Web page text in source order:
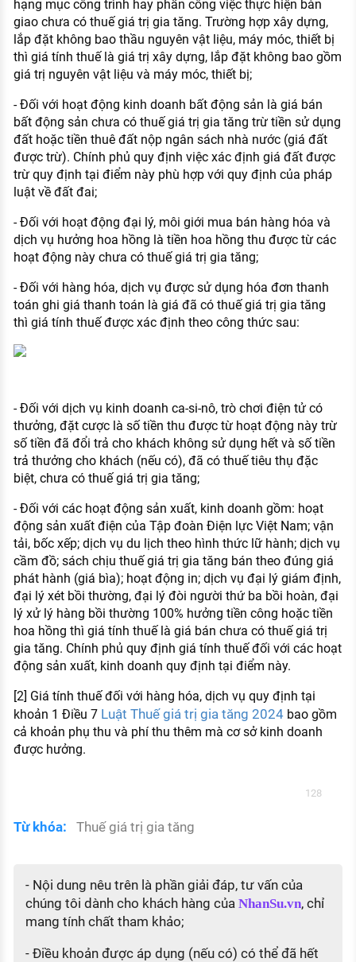
hạng mục công trình hay phần công việc thực hiện bàn
giao chưa có thuế giá trị gia tăng. Trường hợp xây dựng,
lắp đặt không bao thầu nguyên vật liệu, máy móc, thiết bị
thì giá tính thuế là giá trị xây dựng, lắp đặt không bao gồm
giá trị nguyên vật liệu và máy móc, thiết bị;
- Đối với hoạt động kinh doanh bất động sản là giá bán
bất động sản chưa có thuế giá trị gia tăng trừ tiền sử dụng
đất hoặc tiền thuê đất nộp ngân sách nhà nước (giá đất
được trừ). Chính phủ quy định việc xác định giá đất được
trừ quy định tại điểm này phù hợp với quy định của pháp
luật về đất đai;
- Đối với hoạt động đại lý, môi giới mua bán hàng hóa và
dịch vụ hưởng hoa hồng là tiền hoa hồng thu được từ các
hoạt động này chưa có thuế giá trị gia tăng;
- Đối với hàng hóa, dịch vụ được sử dụng hóa đơn thanh
toán ghi giá thanh toán là giá đã có thuế giá trị gia tăng
thì giá tính thuế được xác định theo công thức sau:
- Đối với dịch vụ kinh doanh ca-si-nô, trò chơi điện tử có
thưởng, đặt cược là số tiền thu được từ hoạt động này trừ
số tiền đã đổi trả cho khách không sử dụng hết và số tiền
trả thưởng cho khách (nếu có), đã có thuế tiêu thụ đặc
biệt, chưa có thuế giá trị gia tăng;
- Đối với các hoạt động sản xuất, kinh doanh gồm: hoạt
động sản xuất điện của Tập đoàn Điện lực Việt Nam; vận
tải, bốc xếp; dịch vụ du lịch theo hình thức lữ hành; dịch vụ
cầm đồ; sách chịu thuế giá trị gia tăng bán theo đúng giá
phát hành (giá bìa); hoạt động in; dịch vụ đại lý giám định,
đại lý xét bồi thường, đại lý đòi người thứ ba bồi hoàn, đại
lý xử lý hàng bồi thường 100% hưởng tiền công hoặc tiền
hoa hồng thì giá tính thuế là giá bán chưa có thuế giá trị
gia tăng. Chính phủ quy định giá tính thuế đối với các hoạt
động sản xuất, kinh doanh quy định tại điểm này.
[2] Giá tính thuế đối với hàng hóa, dịch vụ quy định tại
khoản 1 Điều 7 Luật Thuế giá trị gia tăng 2024bao gồm
cả khoản phụ thu và phí thu thêm mà cơ sở kinh doanh
được hưởng.
128
Từ khóa: Thuế giá trị gia tăng
- Nội dung nêu trên là phần giải đáp, tư vấn của
chúng tôi dành cho khách hàng của NhanSu.vn, chỉ
mang tính chất tham khảo;
- Điều khoản được áp dụng (nếu có) có thể đã hết